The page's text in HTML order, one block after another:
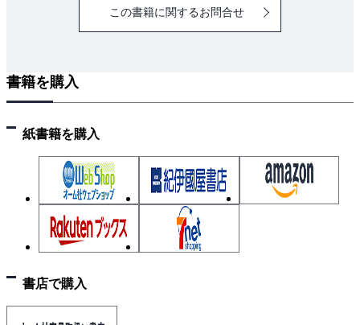
この書籍に関するお問合せ
書籍を購入
紙書籍を購入
書店で購入